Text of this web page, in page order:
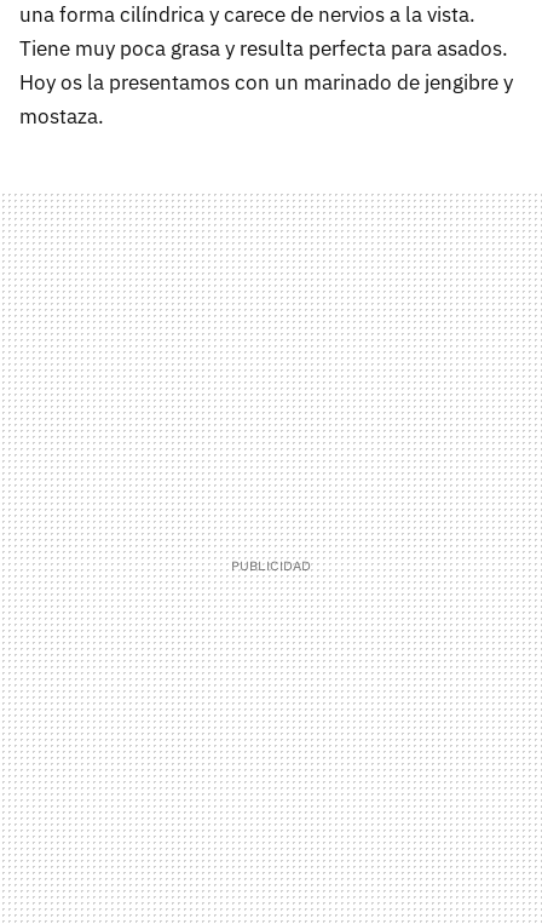
una forma cilíndrica y carece de nervios a la vista.
Tiene muy poca grasa y resulta perfecta para asados.
Hoy os la presentamos con un marinado de jengibre y
mostaza.